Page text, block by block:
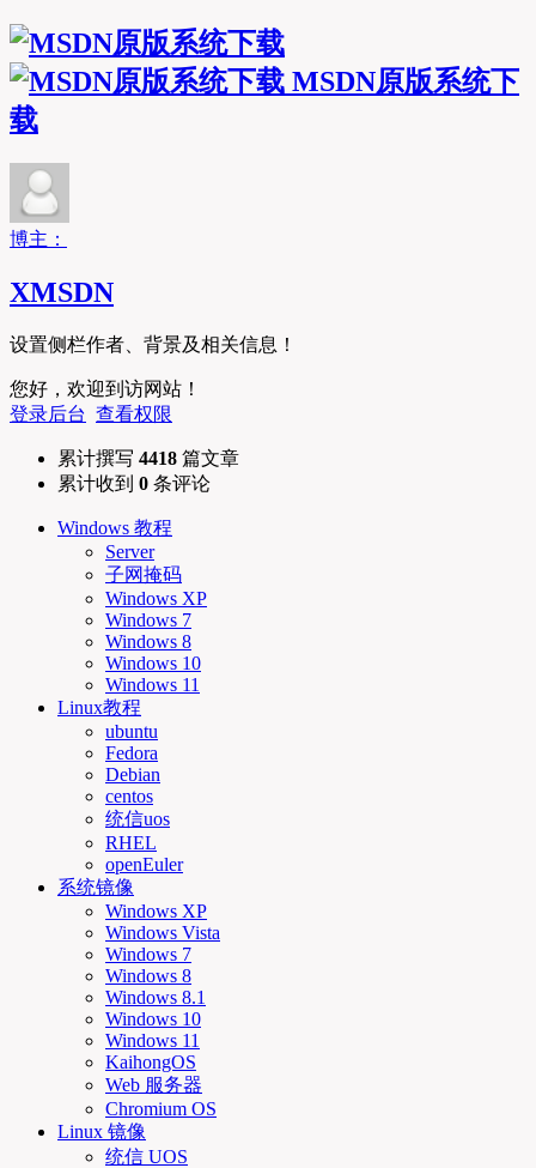
MSDN原版系统下
载
博主：
XMSDN
设置侧栏作者、背景及相关信息！
您好，欢迎到访网站！
登录后台 查看权限
累计撰写 4418 篇文章
累计收到 0 条评论
Windows 教程
Server
子网掩码
Windows XP
Windows 7
Windows 8
Windows 10
Windows 11
Linux教程
ubuntu
Fedora
Debian
centos
统信uos
RHEL
openEuler
系统镜像
Windows XP
Windows Vista
Windows 7
Windows 8
Windows 8.1
Windows 10
Windows 11
KaihongOS
Web 服务器
Chromium OS
Linux 镜像
统信 UOS